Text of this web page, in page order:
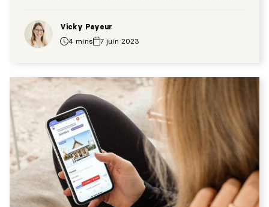
Vicky Payeur
4 mins
7 juin 2023